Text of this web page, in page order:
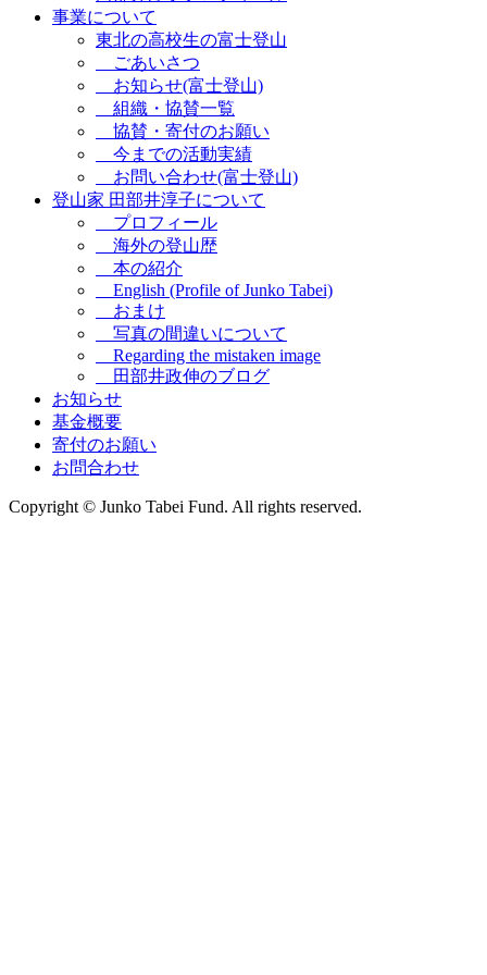
事業について
東北の高校生の富士登山
ごあいさつ
お知らせ(富士登山)
組織・協賛一覧
協賛・寄付のお願い
今までの活動実績
お問い合わせ(富士登山)
登山家 田部井淳子について
プロフィール
海外の登山歴
本の紹介
English (Profile of Junko Tabei)
おまけ
写真の間違いについて
Regarding the mistaken image
田部井政伸のブログ
お知らせ
基金概要
寄付のお願い
お問合わせ
Copyright © Junko Tabei Fund. All rights reserved.